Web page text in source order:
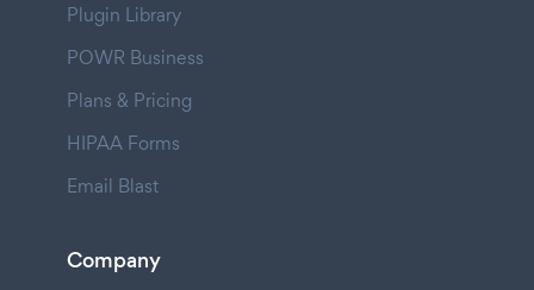
Plugin Library
POWR Business
Plans & Pricing
HIPAA Forms
Email Blast
Company